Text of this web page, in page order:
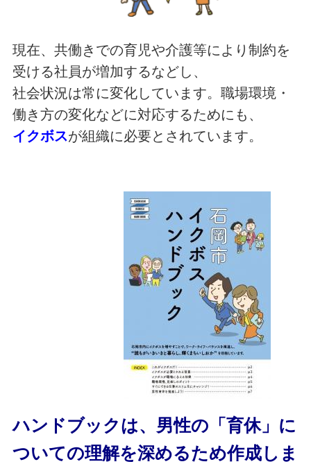
現在、共働きでの育児や介護等により制約を
受ける社員が増加するなどし、
社会状況は常に変化しています。職場環境・
働き方の変化などに対応するためにも、
イクボスが組織に必要とされています。
ハンドブックは、男性の「育休」に
ついての理解を深めるため作成しま